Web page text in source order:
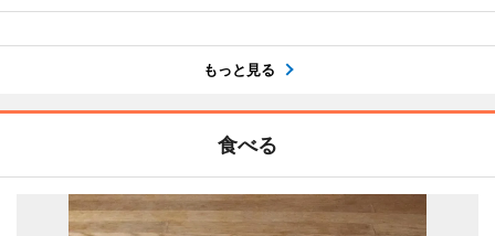
もっと見る
食べる